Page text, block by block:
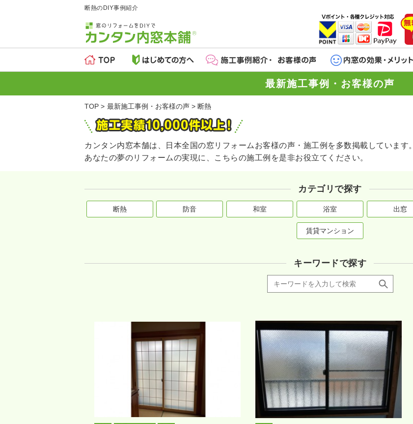
断熱のDIY事例紹介
最新施工事例・お客様の声
TOP 最新施工事例・お客様の声 断熱
カンタン内窓本舗は、日本全国の窓リフォームお客様の声・施工例を多数掲載しています。
あなたの夢のリフォームの実現に、こちらの施工例を是非お役立てください。
カテゴリで探す
断熱 防音 和室 浴室 出窓
賃貸マンション
キーワードで探す